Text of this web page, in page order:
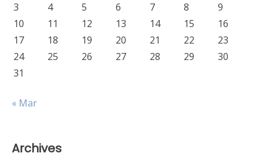
3
4 5 6 7 8
9
10
11 12 13 14 15
16
17
18 19 20 21 22
23
24
25 26 27 28 29
30
31
« Mar
Archives